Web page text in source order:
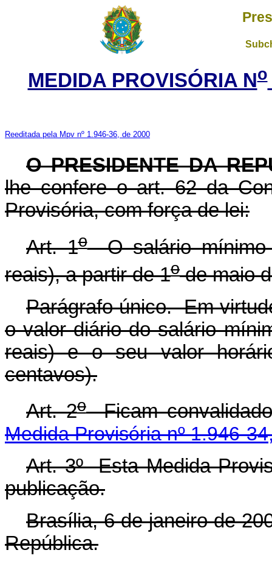
MEDIDA PROVISÓRIA No
Reeditada pela Mpv nº 1.946-36, de 2000
O PRESIDENTE DA
lhe confere o art. 62 da
Provisória, com força de lei:
Art. 1oO salário mínimo
reais), a partir de 1ode maio
Parágrafo único. Em
o valor diário do salário
reais) e o seu valor
centavos).
Art. 2oFicam
Medida Provisória nº 1.946-
Art. 3º Esta Medida
publicação.
Brasília, 6 de janeiro de
República.